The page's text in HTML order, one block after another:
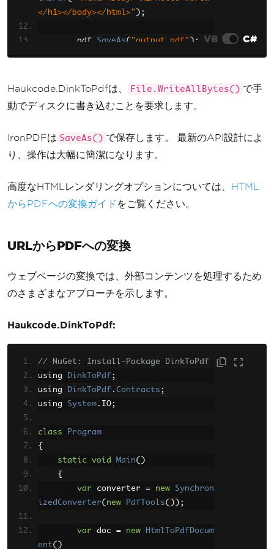
rt (doc);
);
</h1></body></html>" );
        pdf
SaveAs( "output.pdf" );
VB C#
Haukcode.DinkToPdfは、 File.WriteAllBytes() で手
動でディスクに書き込むことを要求します。
IronPDFは SaveAs() で保存します。 最新のAPI設計によ
り、操作は大幅に簡潔になります。
高度なHTMLレンダリングオプションについては、 HTML
からPDFへの変換ガイド をご覧ください。
URLからPDFへの変換
ウェブページの変換では、外部コンテンツを処理するため
のさまざまなアプローチを示します。
Haukcode.DinkToPdf:
// NuGet: Install-Package DinkToPdf
using
DinkToPdf ;
using
DinkToPdf . Contracts ;
using System . IO;
class
Program
{
static
void Main()
{
var converter = new
Synchron
izedConverter( new PdfTools());
var doc = new
HtmlToPdfDocum
ent()